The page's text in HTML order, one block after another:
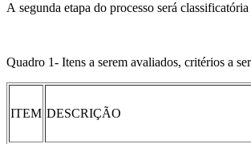
A segunda etapa do processo será
Quadro 1- Itens a serem avaliados, critérios a
ITEM DESCRIÇÃO